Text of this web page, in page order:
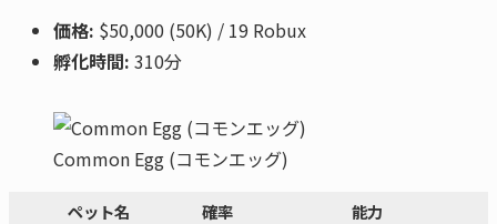
価格: $50,000 (50K) / 19 Robux
孵化時間: 310分
Common Egg (コモンエッグ)
ペット名 確率
能力